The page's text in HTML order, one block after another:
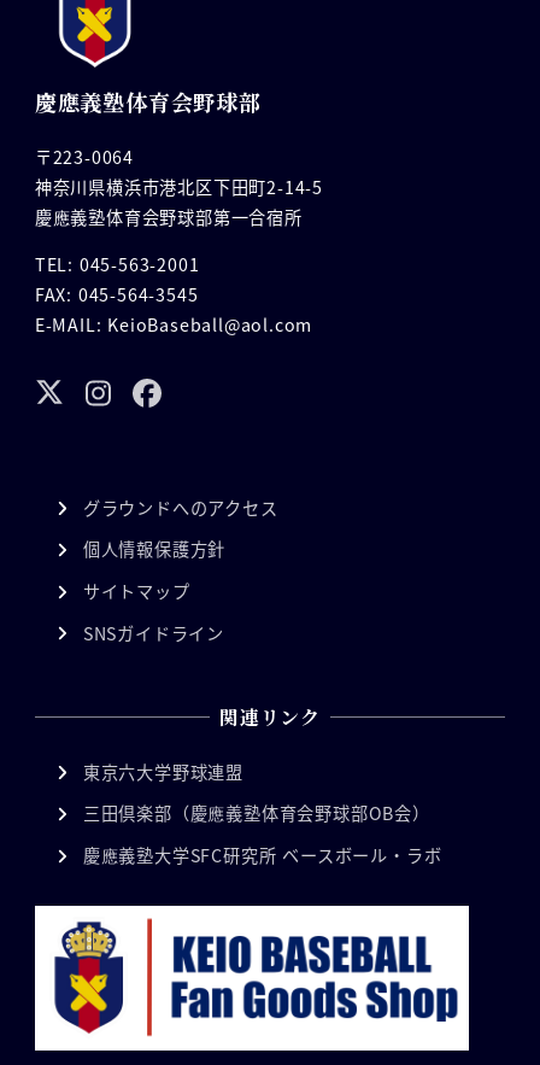
慶應義塾体育会野球部
〒223-0064
神奈川県横浜市港北区下田町2-14-5
慶應義塾体育会野球部第一合宿所
TEL: 045-563-2001
FAX: 045-564-3545
E-MAIL: KeioBaseball@aol.com
グラウンドへのアクセス
個人情報保護方針
サイトマップ
SNSガイドライン
関連リンク
東京六大学野球連盟
三田倶楽部（慶應義塾体育会野球部OB会）
慶應義塾大学SFC研究所 ベースボール・ラボ